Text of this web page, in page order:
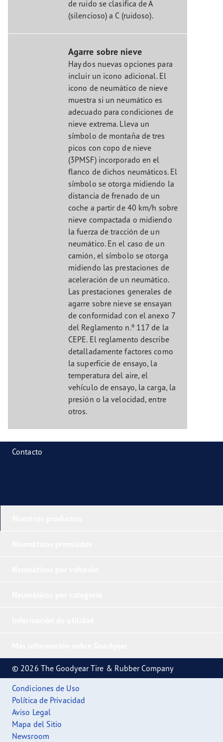
de ruido se clasifica de A
(silencioso) a C (ruidoso).
Agarre sobre nieve
Hay dos nuevas opciones para
incluir un icono adicional. El
icono de neumático de nieve
muestra si un neumático es
adecuado para condiciones de
nieve extrema. Lleva un
símbolo de montaña de tres
picos con copo de nieve
(3PMSF) incorporado en el
flanco de dichos neumáticos. El
símbolo se otorga midiendo la
distancia de frenado de un
coche a partir de 40 km/h sobre
nieve compactada o midiendo
la fuerza de tracción de un
neumático. En el caso de un
camión, el símbolo se otorga
midiendo las prestaciones de
aceleración de un neumático.
Las prestaciones generales de
agarre sobre nieve se ensayan
de conformidad con el anexo 7
del Reglamento n.º 117 de la
CEPE. El reglamento describe
detalladamente factores como
la superficie de ensayo, la
temperatura del aire, el
vehículo de ensayo, la carga, la
presión o la velocidad, entre
otros.
Contacto
© 2026 The Goodyear Tire & Rubber Company
Condiciones de Uso
Política de Privacidad
Aviso Legal
Mapa del Sitio
Newsroom